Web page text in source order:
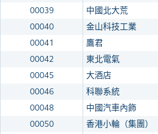
00039
中國北大荒
00040
金山科技工業
00041
鷹君
00042
東北電氣
00045
大酒店
00046
科聯系統
00048
中國汽車內飾
00050
香港小輪（集團）